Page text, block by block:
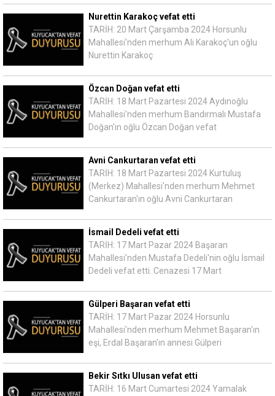
Nurettin Karakoç vefat etti
TARİH: 20 Mart Çarşamba 2024 Horsunlu
Mahallesi'nden merhum Ali Karakoç'un oğlu
Nurettin Karakoç
Özcan Doğan vefat etti
TARİH: 18 Mart Pazartesi 2024 Aydınoğlu
Mahallesi'nden merhum Bandırmalı Mustafa
Doğan'ın oğlu Özcan Doğan vefat
Avni Cankurtaran vefat etti
TARİH: 18 Mart Pazartesi 2024 Kurtuluş
(Merkez) Mahallesi'nden merhum Mehmet
Cankurtaran'ın oğlu Avni Cankurtaran
İsmail Dedeli vefat etti
TARİH: 17 Mart Pazar 2024 Başaran
Mahallesi'nden Mustafa Dedeli'nin oğlu İsmail
Dedeli vefat etti. Cenazesi 17 Mart
Gülperi Başaran vefat etti
TARİH: 17 Mart Pazar 2024 Horsunlu
Mahallesi'nden merhum Mehmet Başaran'ın
eşi, Erdal Başaran'ın annesi Gülperi
Bekir Sıtkı Ulusan vefat etti
TARİH: 16 Mart Cumartesi 2024 Yamalak